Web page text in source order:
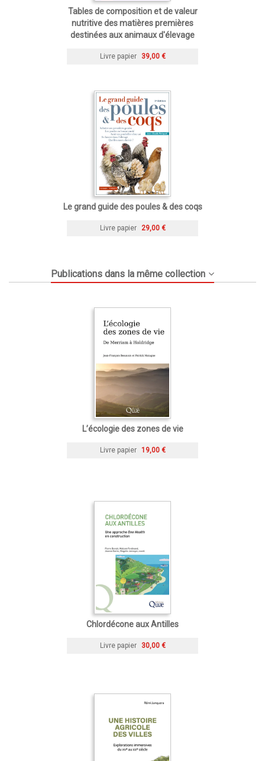
Tables de composition et de valeur
nutritive des matières premières
destinées aux animaux d'élevage
Livre papier 39,00 €
Le grand guide des poules & des coqs
Livre papier 29,00 €
Publications dans la même collection
L’écologie des zones de vie
Livre papier 19,00 €
Chlordécone aux Antilles
Livre papier 30,00 €